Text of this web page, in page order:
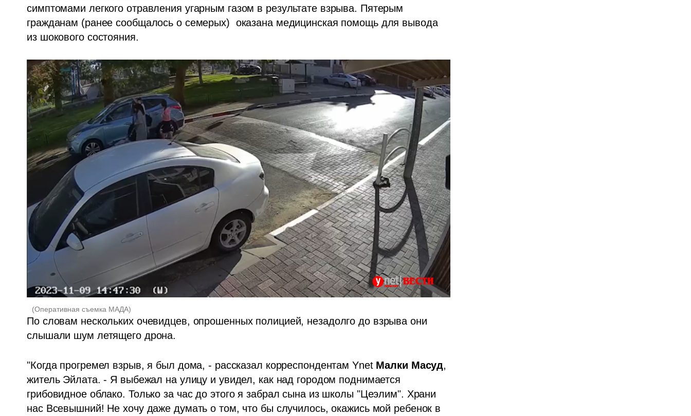
симптомами легкого отравления угарным газом в результате взрыва. Пятерым
гражданам (ранее сообщалось о семерых)  оказана медицинская помощь для вывода
из шокового состояния.
(Оперативная съемка МАДА)
По словам нескольких очевидцев, опрошенных полицией, незадолго до взрыва они
слышали шум летящего дрона.
"Когда прогремел взрыв, я был дома, - рассказал корреспондентам Ynet Малки Масуд,
житель Эйлата. - Я выбежал на улицу и увидел, как над городом поднимается
грибовидное облако. Только за час до этого я забрал сына из школы "Цеэлим". Храни
нас Всевышний! Не хочу даже думать о том, что бы случилось, окажись мой ребенок в